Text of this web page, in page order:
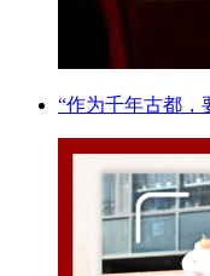
“作为千年古都，